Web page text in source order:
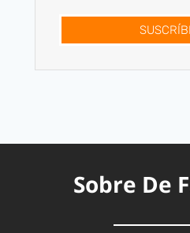
Sobre De